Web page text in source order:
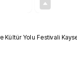
Kültür Yolu Festivali